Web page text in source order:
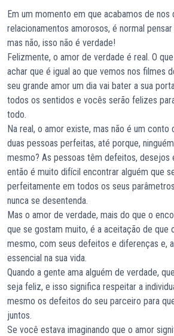
Em um momento em que acabamos de
relacionamentos amorosos, é normal
mas não, isso não é verdade!
Felizmente, o amor de verdade é real. O
achar que é igual ao que vemos nos filmes
seu grande amor um dia vai bater a sua
todos os sentidos e vocês serão felizes
todo.
Na real, o amor existe, mas não é um conto
duas pessoas perfeitas, até porque,
mesmo? As pessoas têm defeitos, desejos
então é muito difícil encontrar alguém que
perfeitamente em todos os seus
nunca se desentenda.
Mas o amor de verdade, mais do que o
que se gostam muito, é a aceitação de que
mesmo, com seus defeitos e diferenças e,
essencial na sua vida.
Quando a gente ama alguém de verdade,
seja feliz, e isso significa respeitar a
mesmo os defeitos do seu parceiro para
juntos.
Se você estava imaginando que o amor